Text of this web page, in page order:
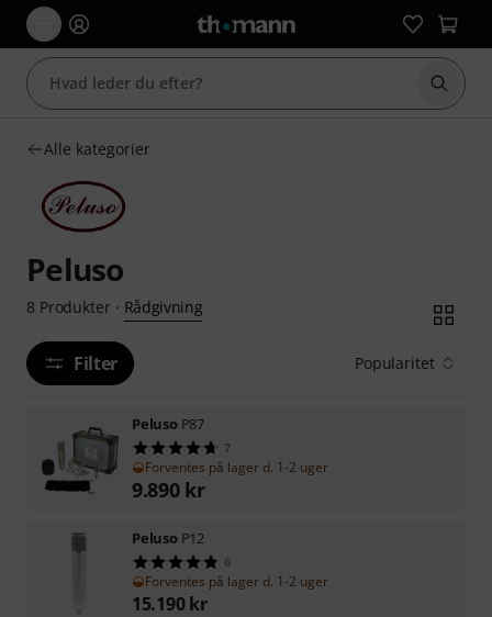
Start
Alle kategorier
Peluso
8 Produkter· Rådgivning
Filter Popularitet
Peluso P87
7
Forventes på lager d. 1-2 uger
9.890 kr
Peluso P12
6
Forventes på lager d. 1-2 uger
15.190 kr